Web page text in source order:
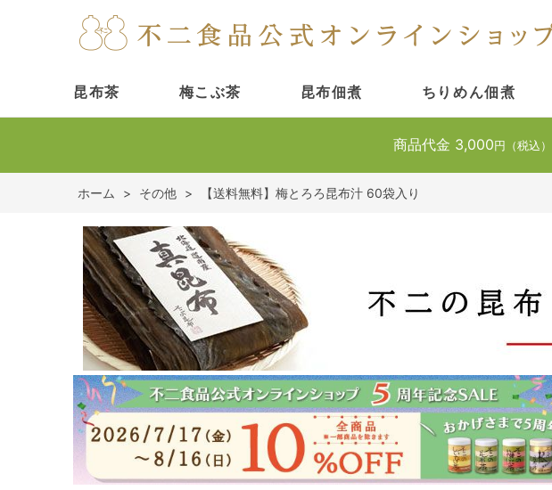
昆布茶 梅こぶ茶 昆布佃煮 ちりめん佃煮
商品代金 3,000 円（税込）
ホーム > その他 > 【送料無料】梅とろろ昆布汁 60袋入り